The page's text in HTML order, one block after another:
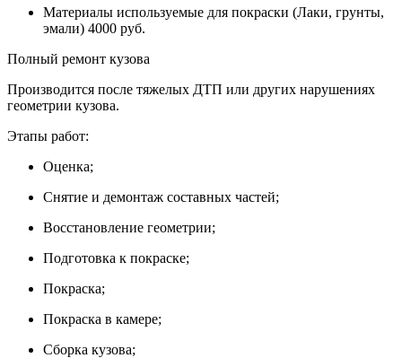
Материалы используемые для покраски (Лаки, грунты,
эмали) 4000 руб.
Полный ремонт кузова
Производится после тяжелых ДТП или других нарушениях
геометрии кузова.
Этапы работ:
Оценка;
Снятие и демонтаж составных частей;
Восстановление геометрии;
Подготовка к покраске;
Покраска;
Покраска в камере;
Сборка кузова;